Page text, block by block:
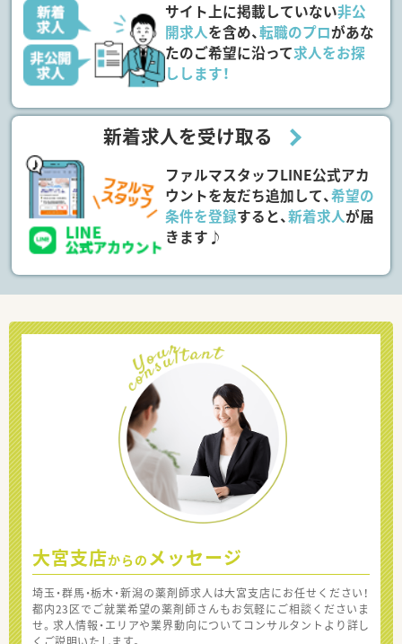
サイト上に掲載していない非公
開求人を含め、転職のプロがあな
たのご希望に沿って求人をお探
しします！
新着求人を受け取る
ファルマスタッフLINE公式アカ
ウントを友だち追加して、希望の
条件を登録すると、新着求人が届
きます♪
大宮支店からの メッセージ
埼玉・群馬・栃木・新潟の薬剤師求人は大宮支店にお任せください！
都内23区でご就業希望の薬剤師さんもお気軽にご相談くださいま
せ。求人情報・エリアや業界動向についてコンサルタントより詳し